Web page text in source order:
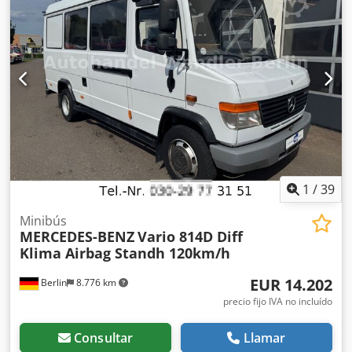
113 kWh Carga rápida hasta 115 kW posible - Hasta 19
asientos cama - Climatización para pasajeros disponible -
Calefacción para pasajeros Cedpfx Aezrkbaod Isha - Puerta
exterior pivotante eléctrica opcional Enviamos a todo el
mundo
1 /39
Berlin 8.776 km
Minibús
MERCEDES-BENZVario 814D Diff
Klima Airbag Standh 120km/h
EUR 14.202
precio fijo IVA no incluído
Consultar Llamar